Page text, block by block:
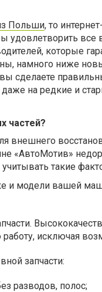
Польши, то
удовлетворить все
которые
намного ниже
вы сделаете
даже на редкие и
частей?
внешнего
«АвтоМотив»
такие
и модели вашей
исключая
запчасти:
разводов, полос;